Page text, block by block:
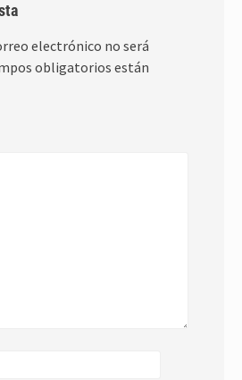
electrónico no será
obligatorios están